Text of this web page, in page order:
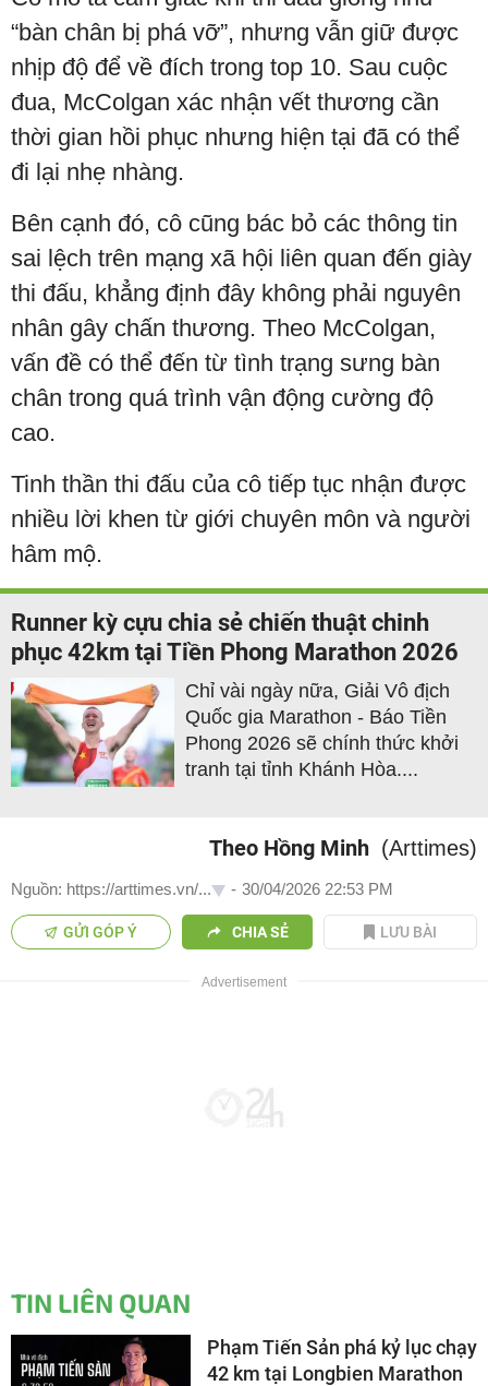
“bàn chân bị phá vỡ”, nhưng vẫn giữ được
nhịp độ để về đích trong top 10. Sau cuộc
đua, McColgan xác nhận vết thương cần
thời gian hồi phục nhưng hiện tại đã có thể
đi lại nhẹ nhàng.
Bên cạnh đó, cô cũng bác bỏ các thông tin
sai lệch trên mạng xã hội liên quan đến giày
thi đấu, khẳng định đây không phải nguyên
nhân gây chấn thương. Theo McColgan,
vấn đề có thể đến từ tình trạng sưng bàn
chân trong quá trình vận động cường độ
cao.
Tinh thần thi đấu của cô tiếp tục nhận được
nhiều lời khen từ giới chuyên môn và người
hâm mộ.
Runner kỳ cựu chia sẻ chiến thuật chinh
phục 42km tại Tiền Phong Marathon 2026
Chỉ vài ngày nữa, Giải Vô địch
Quốc gia Marathon - Báo Tiền
Phong 2026 sẽ chính thức khởi
tranh tại tỉnh Khánh Hòa....
Theo Hồng Minh (Arttimes)
Nguồn: https://arttimes.vn/... - 30/04/2026 22:53 PM
GỬI GÓP Ý CHIA SẺ LƯU BÀI
TIN LIÊN QUAN
Phạm Tiến Sản phá kỷ lục chạy
42 km tại Longbien Marathon